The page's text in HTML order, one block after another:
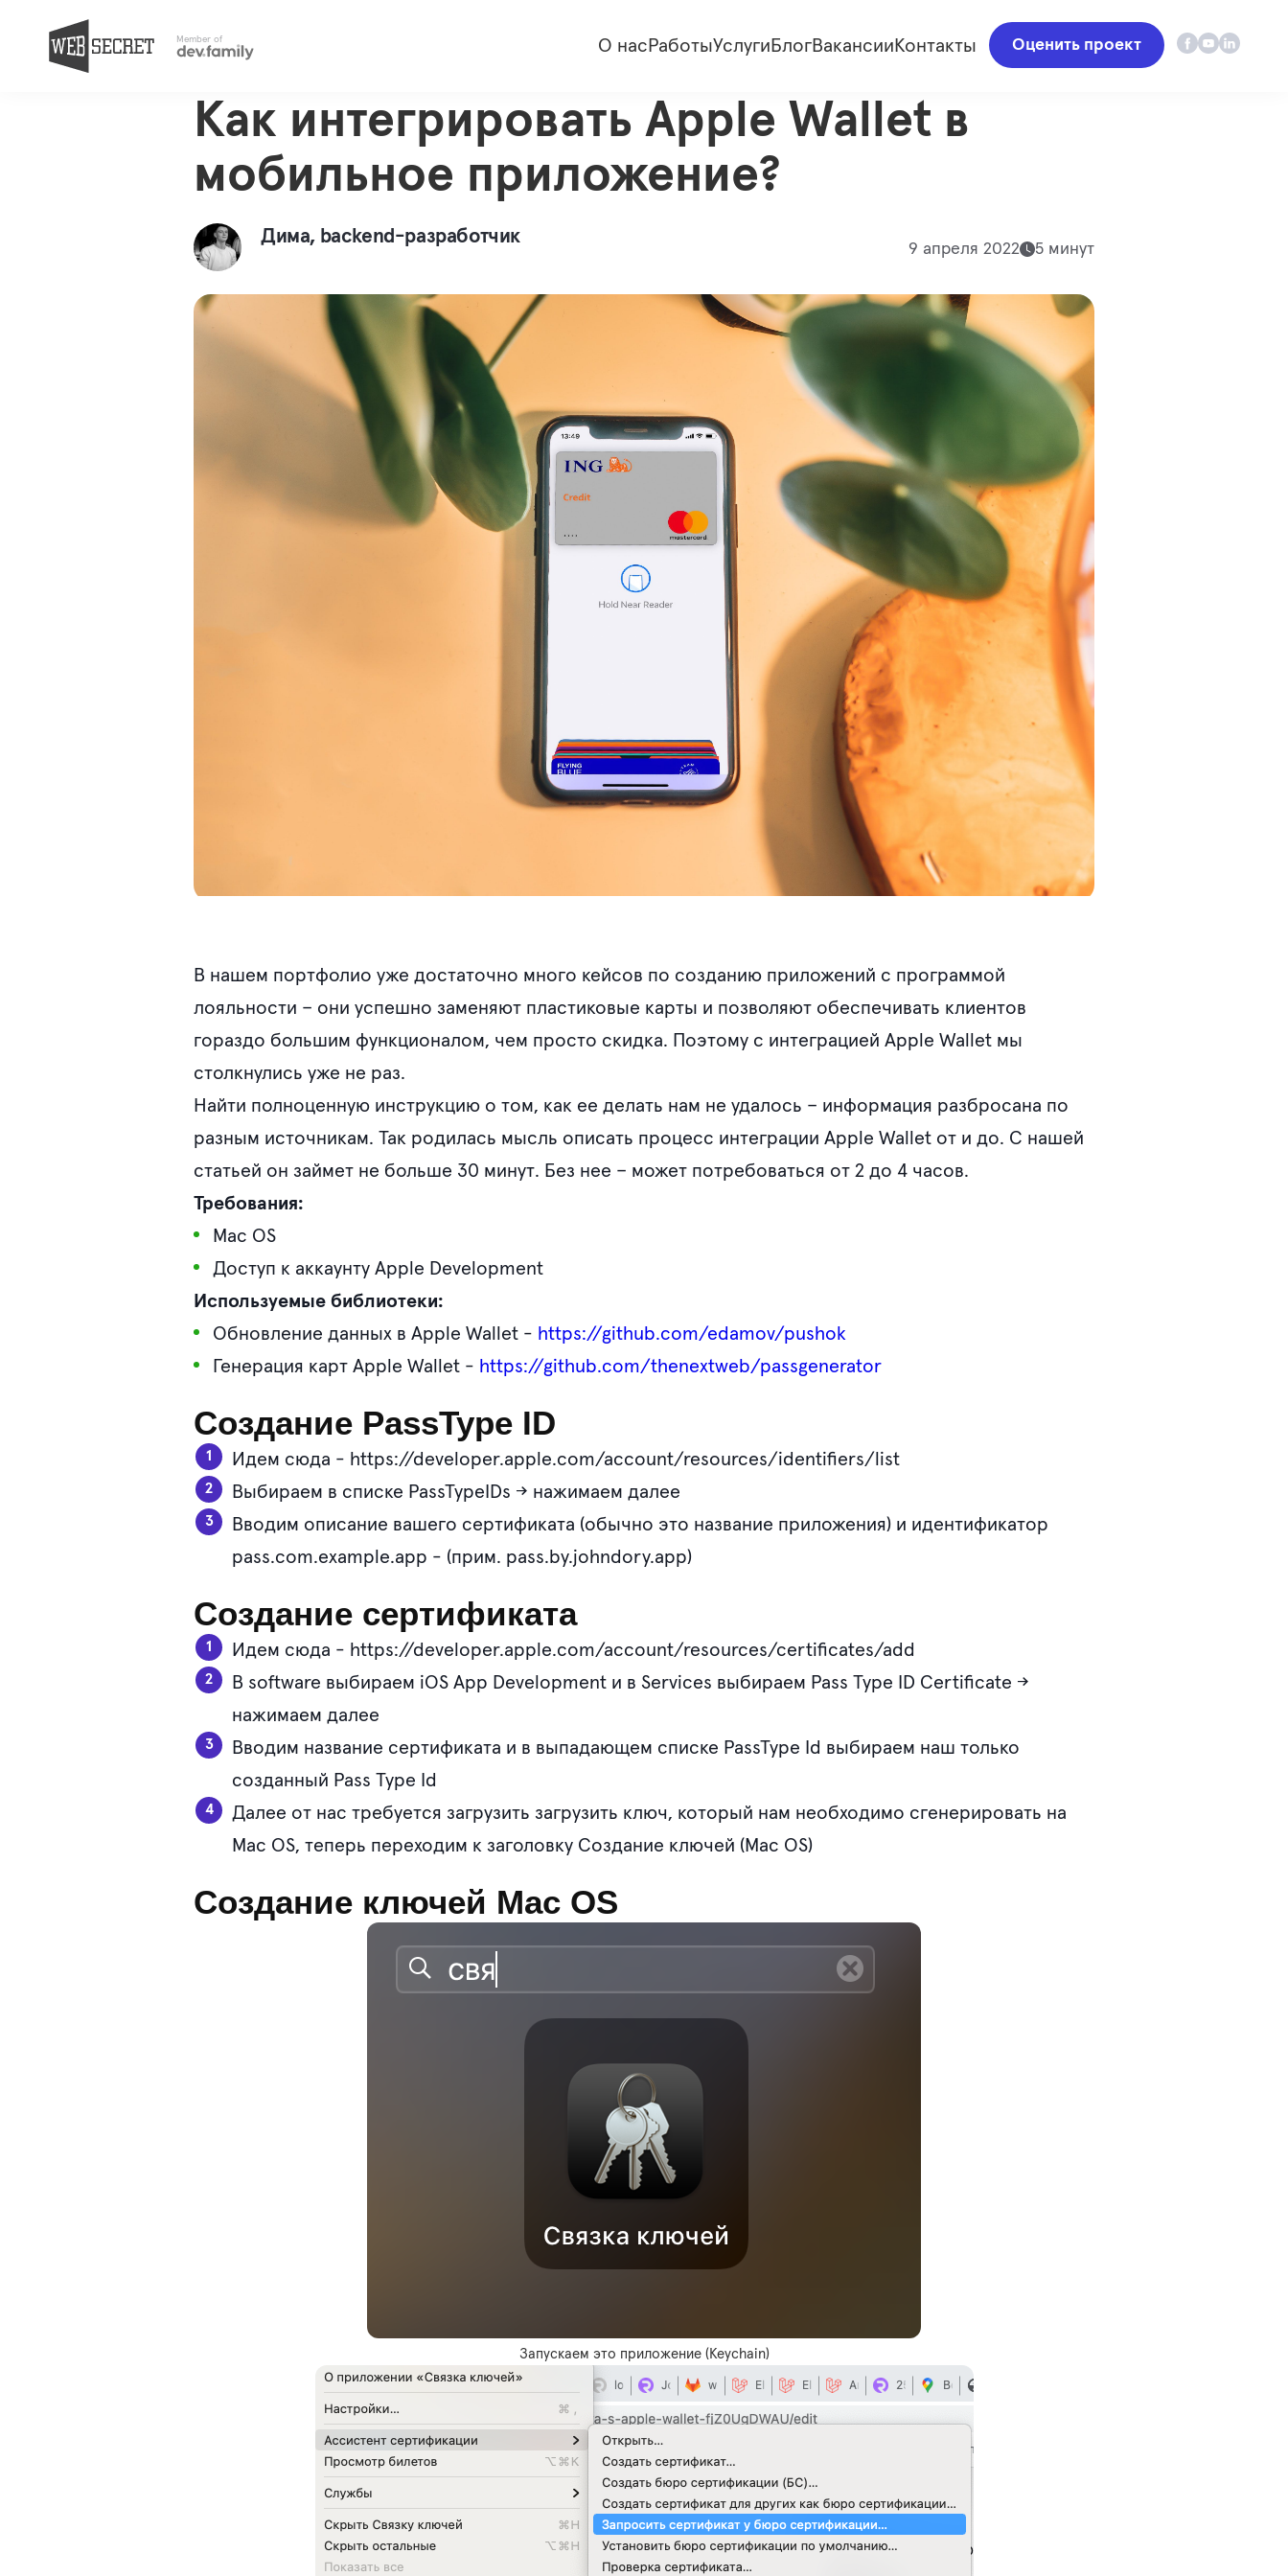
Member of О нас РаботыУслуги БлогВакансии Контакты Оценить проект
Инструкции
Как интегрировать Apple Wallet в
мобильное приложение?
Дима, backend-разработчик
9 апреля 2022 5 минут
В нашем портфолио уже достаточно много кейсов по созданию приложений с программой
лояльности – они успешно заменяют пластиковые карты и позволяют обеспечивать клиентов
гораздо большим функционалом, чем просто скидка. Поэтому с интеграцией Apple Wallet мы
столкнулись уже не раз.
Найти полноценную инструкцию о том, как ее делать нам не удалось – информация разбросана по
разным источникам. Так родилась мысль описать процесс интеграции Apple Wallet от и до. С нашей
статьей он займет не больше 30 минут. Без нее – может потребоваться от 2 до 4 часов.
Требования:
Mac OS
Доступ к аккаунту Apple Development
Используемые библиотеки:
Обновление данных в Apple Wallet - https://github.com/edamov/pushok
Генерация карт Apple Wallet - https://github.com/thenextweb/passgenerator
Создание PassType ID
Идем сюда - https://developer.apple.com/account/resources/identifiers/list
Выбираем в списке PassTypeIDs → нажимаем далее
Вводим описание вашего сертификата (обычно это название приложения) и идентификатор
pass.com.example.app - (прим. pass.by.johndory.app)
Создание сертификата
Идем сюда - https://developer.apple.com/account/resources/certificates/add
В software выбираем iOS App Development и в Services выбираем Pass Type ID Certificate →
нажимаем далее
Вводим название сертификата и в выпадающем списке PassType Id выбираем наш только
созданный Pass Type Id
Далее от нас требуется загрузить загрузить ключ, который нам необходимо сгенерировать на
Mac OS, теперь переходим к заголовку Создание ключей (Mac OS)
Создание ключей Mac OS
Запускаем это приложение (Keychain)